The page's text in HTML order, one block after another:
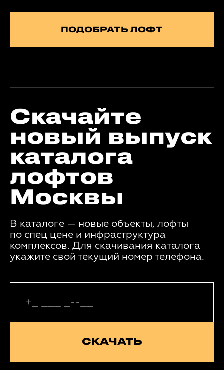
ПОДОБРАТЬ ЛОФТ
Скачайте
новый выпуск
каталога
лофтов
Москвы
В каталоге — новые объекты, лофты
по спец цене и инфраструктура
комплексов. Для скачивания каталога
укажите свой текущий номер телефона.
СКАЧАТЬ